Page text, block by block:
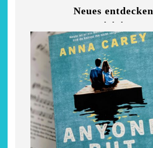
Neues entdecken